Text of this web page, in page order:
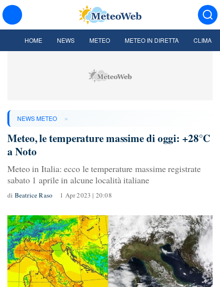
HOME NEWS METEO METEO IN DIRETTA CLIMA
NEWS METEO »
Meteo, le temperature massime di oggi: +28°C
a Noto
Meteo in Italia: ecco le temperature massime registrate
sabato 1 aprile in alcune località italiane
di Beatrice Raso 1 Apr 2023 | 20:08